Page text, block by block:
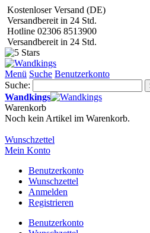
Kostenloser Versand (DE)
Versandbereit in 24 Std.
Hotline 02306 8513900
Versandbereit in 24 Std.
Menü Suche Benutzerkonto
Suche:
Wandkings
Warenkorb
Noch kein Artikel im Warenkorb.
Wunschzettel
Mein Konto
Benutzerkonto
Wunschzettel
Anmelden
Registrieren
Benutzerkonto